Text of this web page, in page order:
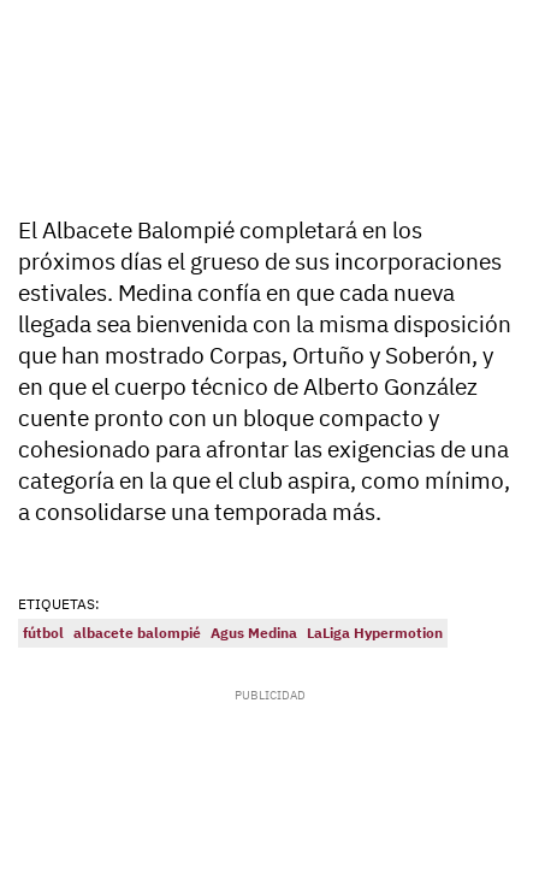
El Albacete Balompié completará en los
próximos días el grueso de sus incorporaciones
estivales. Medina confía en que cada nueva
llegada sea bienvenida con la misma disposición
que han mostrado Corpas, Ortuño y Soberón, y
en que el cuerpo técnico de Alberto González
cuente pronto con un bloque compacto y
cohesionado para afrontar las exigencias de una
categoría en la que el club aspira, como mínimo,
a consolidarse una temporada más.
ETIQUETAS:
fútbol albacete balompié Agus Medina LaLiga Hypermotion